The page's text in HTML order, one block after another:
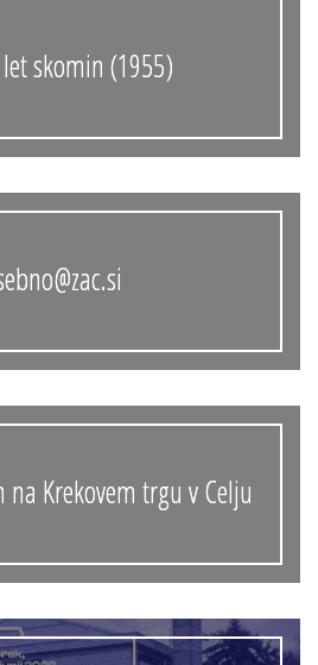
skomin (1955)
na Krekovem trgu v Celju